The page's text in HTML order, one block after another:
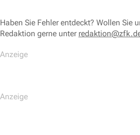
Haben Sie Fehler entdeckt? Wollen Sie
Redaktion gerne unter